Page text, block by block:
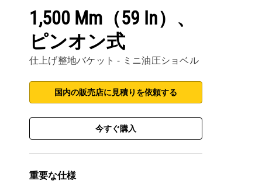
1,500 Mm（59 In）、
ピンオン式
仕上げ整地バケット - ミニ油圧ショベル
国内の販売店に見積りを依頼する
今すぐ購入
重要な仕様